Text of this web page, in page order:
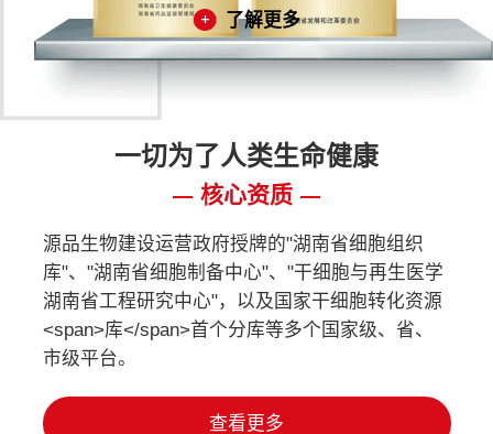
了解更多
一切为了人类生命健康
核心资质
源品生物建设运营政府授牌的"湖南省细胞组织
库"、"湖南省细胞制备中心"、"干细胞与再生医学
湖南省工程研究中心"，以及国家干细胞转化资源
<span>库</span>首个分库等多个国家级、省、
市级平台。
查看更多